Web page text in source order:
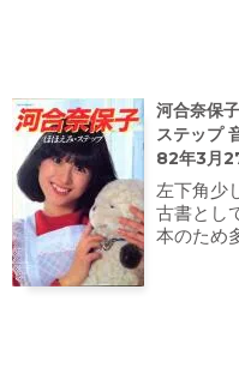
河合奈保
ステップ
82年3月
左下角少
古書とし
本のため